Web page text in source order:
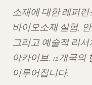
소재에 대한 레퍼런
바이오소재 실험,
그리고 예술적 리
아카이브. 12개국
이루어집니다.